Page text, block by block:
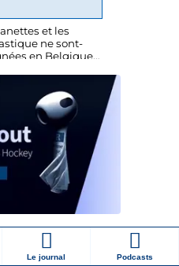
Le journal Podcasts